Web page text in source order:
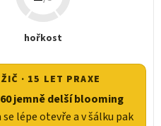
hořkost
· 15 LET PRAXE
jemně delší blooming
se lépe otevře a v šálku pak